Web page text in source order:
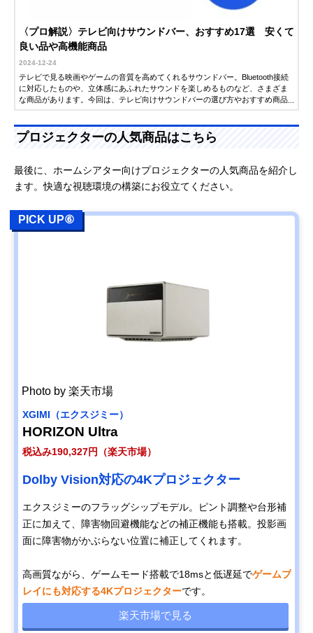
〈プロ解説〉テレビ向けサウンドバー、おすすめ17選 安くて
良い品や高機能商品
2024-12-24
テレビで見る映画やゲームの音質を高めてくれるサウンドバー。Bluetooth接続
に対応したものや、立体感にあふれたサウンドを楽しめるものなど、さまざま
な商品があります。今回は、テレビ向けサウンドバーの選び方やおすすめ商品
プロジェクターの人気商品はこちら
最後に、ホームシアター向けプロジェクターの人気商品を紹介し
ます。快適な視聴環境の構築にお役立てください。
PICK UP⑥
Photo by 楽天市場
XGIMI（エクスジミー）
HORIZON Ultra
税込み190,327円（楽天市場）
Dolby Vision対応の4Kプロジェクター
エクスジミーのフラッグシップモデル。ピント調整や台形補
正に加えて、障害物回避機能などの補正機能も搭載。投影画
面に障害物がかぶらない位置に補正してくれます。
高画質ながら、ゲームモード搭載で18msと低遅延でゲームプ
レイにも対応する4Kプロジェクターです。
楽天市場で見る